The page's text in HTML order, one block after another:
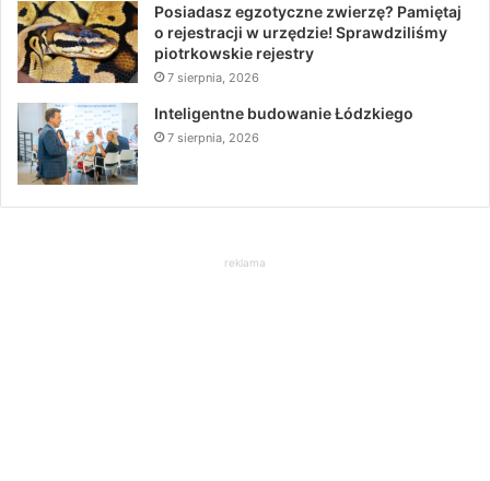
Posiadasz egzotyczne zwierzę? Pamiętaj
o rejestracji w urzędzie! Sprawdziliśmy
piotrkowskie rejestry
7 sierpnia, 2026
Inteligentne budowanie Łódzkiego
7 sierpnia, 2026
reklama